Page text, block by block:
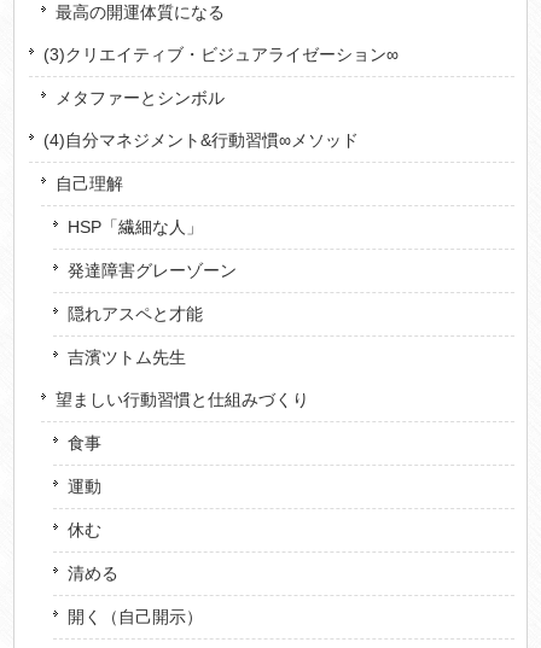
最高の開運体質になる
(3)クリエイティブ・ビジュアライゼーション∞
メタファーとシンボル
(4)自分マネジメント&行動習慣∞メソッド
自己理解
HSP「繊細な人」
発達障害グレーゾーン
隠れアスペと才能
吉濱ツトム先生
望ましい行動習慣と仕組みづくり
食事
運動
休む
清める
開く（自己開示）